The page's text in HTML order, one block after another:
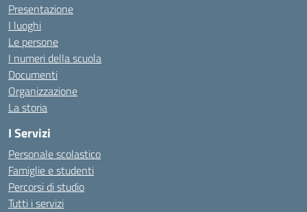
Presentazione
I luoghi
Le persone
I numeri della scuola
Documenti
Organizzazione
La storia
I Servizi
Personale scolastico
Famiglie e studenti
Percorsi di studio
Tutti i servizi